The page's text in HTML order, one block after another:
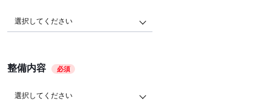
選択してください
整備内容 必須
選択してください